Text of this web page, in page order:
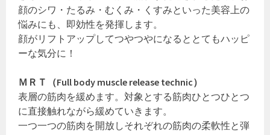
顔のシワ・たるみ・むくみ・くすみといった美容上の
悩みにも、即効性を発揮します。
顔がリフトアップしてつやつやになるととてもハッピ
ーな気分に！
ＭＲＴ（Full body muscle release technic）
表層の筋肉を緩めます。対象とする筋肉ひとつひとつ
に直接触れながら緩めていきます。
一つ一つの筋肉を開放しそれぞれの筋肉の柔軟性と弾